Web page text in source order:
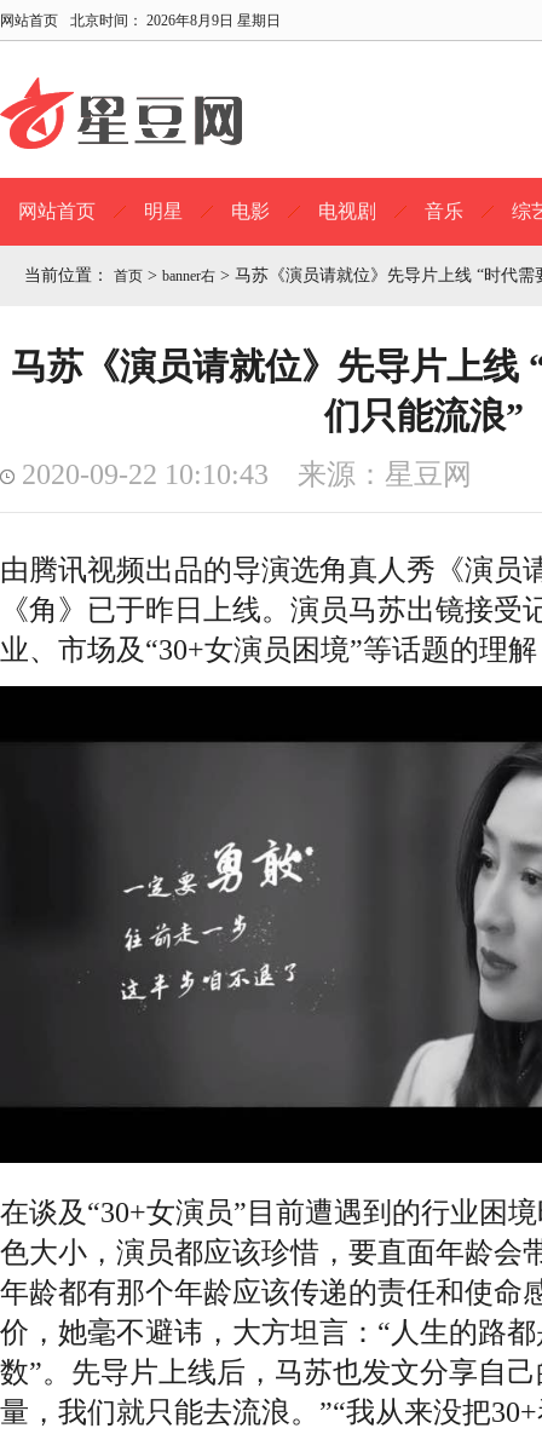
网站首页 北京时间： 2026年8月9日 星期日
网站首页 明星 电影 电视剧 音乐 综
当前位置： 首页 > banner右 > 马苏《演员请就位》先导片上线 “时代需
马苏《演员请就位》先导片上线
们只能流浪”
2020-09-22 10:10:43 来源：星豆网
由腾讯视频出品的导演选角真人秀《演员
《角》已于昨日上线。演员马苏出镜接受
业、市场及“30+女演员困境”等话题的理
在谈及“30+女演员”目前遭遇到的行业困
色大小，演员都应该珍惜，要直面年龄会
年龄都有那个年龄应该传递的责任和使命
价，她毫不避讳，大方坦言：“人生的路
数”。先导片上线后，马苏也发文分享自
量，我们就只能去流浪。”“我从来没把